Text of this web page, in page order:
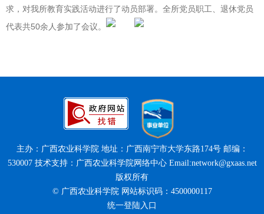
求，对我所教育实践活动进行了动员部署。全所党员职工、退休党员
代表共50余人参加了会议。
主办：广西农业科学院 地址：广西南宁市大学东路174号 邮编：
530007 技术支持：广西农业科学院网络中心 Email:network@gxaas.net
版权所有
© 广西农业科学院 网站标识码：4500000117
统一登陆入口